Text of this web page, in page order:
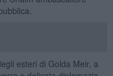
esteri di Golda Meir, a